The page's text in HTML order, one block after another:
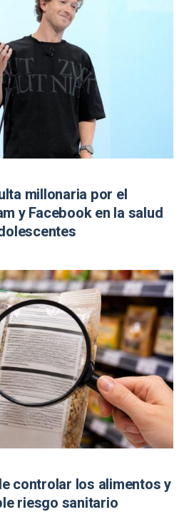
millonaria por el
y Facebook en la salud
controlar los alimentos y
riesgo sanitario